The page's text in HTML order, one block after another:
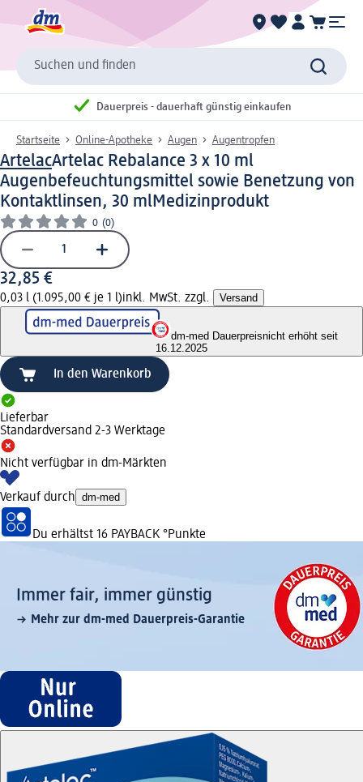
Suchen und finden
Dauerpreis - dauerhaft günstig einkaufen
Startseite Online-Apotheke Augen Augentropfen
ArtelacArtelac Rebalance 3 x 10 ml
Augenbefeuchtungsmittel sowie Benetzung von
Kontaktlinsen, 30 mlMedizinprodukt
0 (0)
32,85 €
0,03 l (1.095,00 € je 1 l)inkl. MwSt. zzgl. Versand
dm-med Dauerpreisnicht erhöht seit
16.12.2025
In den Warenkorb
Lieferbar
Standardversand 2-3 Werktage
Nicht verfügbar in dm-Märkten
Verkauf durch dm-med
Du erhältst 16 PAYBACK °Punkte
Immer fair,­ immer günstig
Mehr zur dm-med Dauerpreis-Garantie